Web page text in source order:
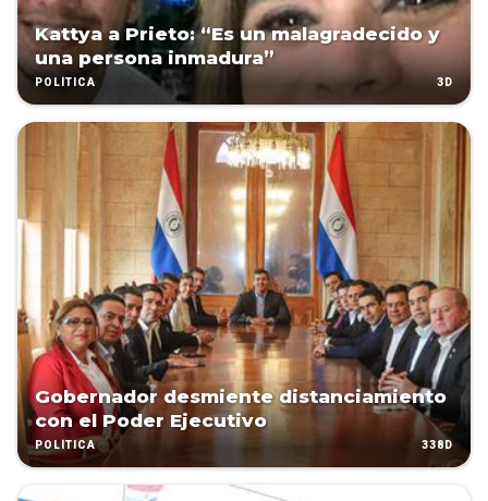
Kattya a Prieto: “Es un malagradecido y
una persona inmadura”
POLÍTICA 3D
Gobernador desmiente distanciamiento
con el Poder Ejecutivo
POLÍTICA 338D